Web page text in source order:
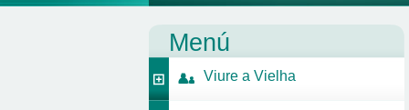
Menú
Viure a Vielha